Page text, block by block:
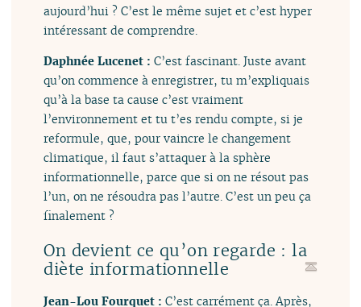
aujourd’hui ? C’est le même sujet et c’est hyper
intéressant de comprendre.
Daphnée Lucenet :C’est fascinant. Juste avant
qu’on commence à enregistrer, tu m’expliquais
qu’à la base ta cause c’est vraiment
l’environnement et tu t’es rendu compte, si je
reformule, que, pour vaincre le changement
climatique, il faut s’attaquer à la sphère
informationnelle, parce que si on ne résout pas
l’un, on ne résoudra pas l’autre. C’est un peu ça
finalement ?
On devient ce qu’on regarde : la
diète informationnelle
Jean-Lou Fourquet :C’est carrément ça. Après,